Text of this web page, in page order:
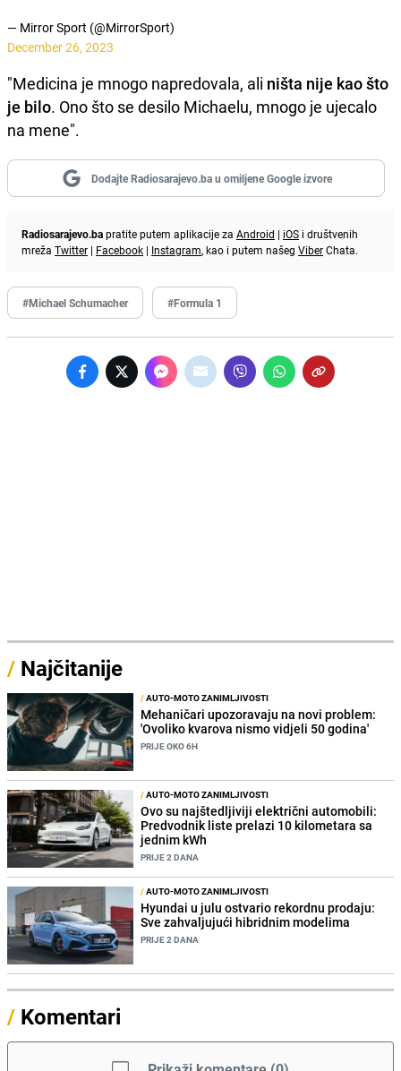
— Mirror Sport (@MirrorSport)
December 26, 2023
"Medicina je mnogo napredovala, ali ništa nije kao što
je bilo. Ono što se desilo Michaelu, mnogo je ujecalo
na mene".
Dodajte Radiosarajevo.ba u omiljene Google izvore
Radiosarajevo.bapratite putem aplikacije za Android | iOS i društvenih
mreža Twitter | Facebook | Instagram, kao i putem našeg ViberChata.
#Michael Schumacher #Formula 1
/ Najčitanije
/AUTO-MOTO ZANIMLJIVOSTI
Mehaničari upozoravaju na novi problem:
'Ovoliko kvarova nismo vidjeli 50 godina'
PRIJE OKO 6H
/AUTO-MOTO ZANIMLJIVOSTI
Ovo su najštedljiviji električni automobili:
Predvodnik liste prelazi 10 kilometara sa
jednim kWh
PRIJE 2 DANA
/AUTO-MOTO ZANIMLJIVOSTI
Hyundai u julu ostvario rekordnu prodaju:
Sve zahvaljujući hibridnim modelima
PRIJE 2 DANA
/ Komentari